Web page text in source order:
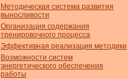
Методическая система развития
выносливости
Организация содержания
тренировочного процесса
Эффективная реализация методики
Возможности систем
энергетического обеспечения
работы